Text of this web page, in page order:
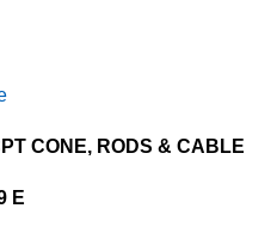
CONE, RODS & CABLE
E